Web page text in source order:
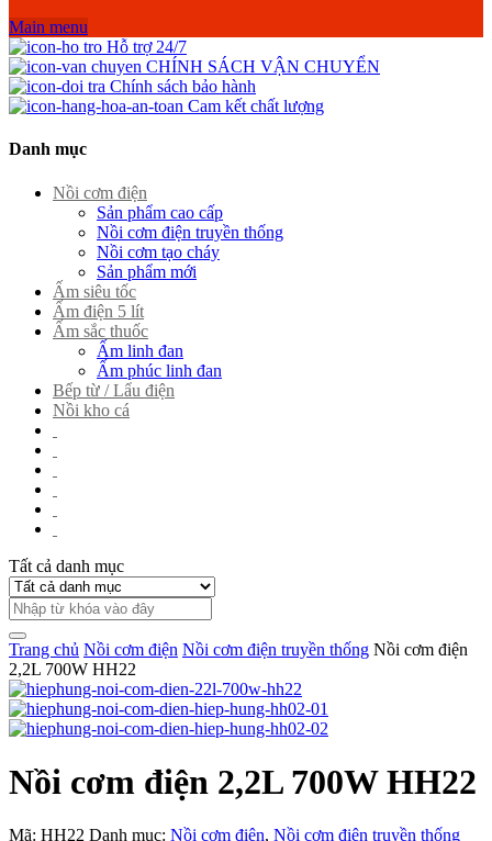
Main menu
Hỗ trợ 24/7
CHÍNH SÁCH VẬN CHUYỂN
Chính sách bảo hành
Cam kết chất lượng
Danh mục
Nồi cơm điện
Sản phẩm cao cấp
Nồi cơm điện truyền thống
Nồi cơm tạo cháy
Sản phẩm mới
Ấm siêu tốc
Ấm điện 5 lít
Ấm sắc thuốc
Ấm linh đan
Ấm phúc linh đan
Bếp từ / Lẩu điện
Nồi kho cá
Tất cả danh mục
Trang chủ Nồi cơm điện Nồi cơm điện truyền thống Nồi cơm điện
2,2L 700W HH22
Nồi cơm điện 2,2L 700W HH22
Mã: HH22 Danh mục: Nồi cơm điện, Nồi cơm điện truyền thống